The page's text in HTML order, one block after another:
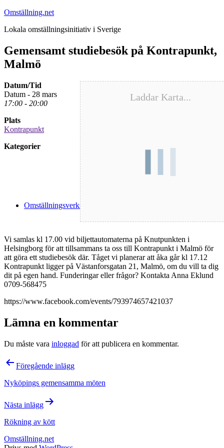
Hoppa
innehåll
Omställning.net
Lokala omställningsinitiativ i Sverige
Gemensamt studiebesök på Kontrapunkt,
Malmö
Laddar Karta...
Datum/Tid
Datum - 28 mars
17:00 - 20:00
Plats
Kontrapunkt
Kategorier
Omställningsverksamhet
Vi samlas kl 17.00 vid biljettautomaterna på Knutpunkten i
Helsingborg för att tillsammans ta oss till Kontrapunkt i Malmö för
att göra ett studiebesök där. Tåget vi planerar att åka går kl 17.12
Kontrapunkt ligger på Västanforsgatan 21, Malmö, om du vill ta dig
dit på egen hand. Funderingar eller frågor? Kontakta Anna Eklund
0709-568475
https://www.facebook.com/events/793974657421037
Lämna en kommentar
Du måste vara inloggad för att publicera en kommentar.
Inläggsnavigering
Föregående inlägg
Nyköpings gemensamma möten
Nästa inlägg
Rökning av kött
Omställning.net